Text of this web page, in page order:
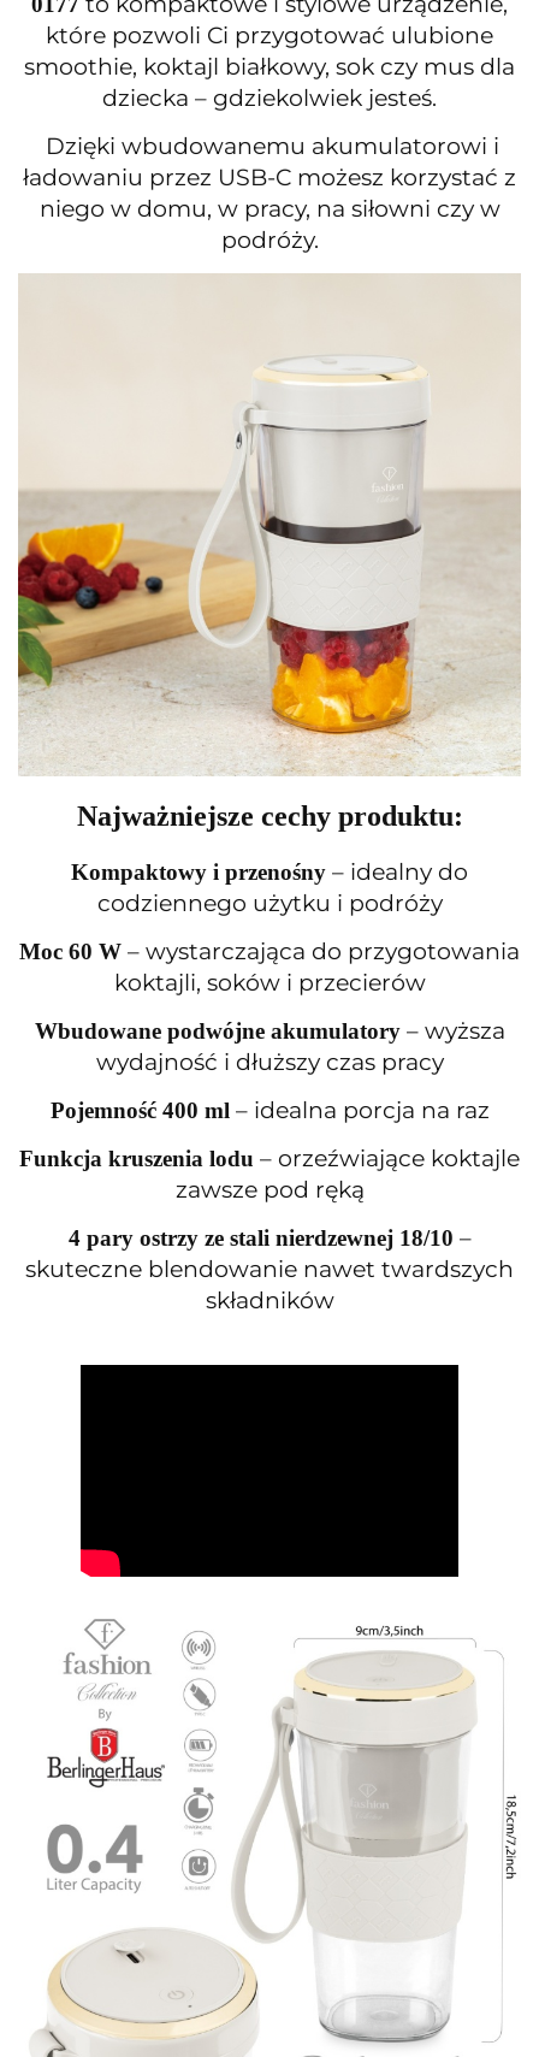
które pozwoli Ci przygotować ulubione
smoothie, koktajl białkowy, sok czy mus dla
dziecka – gdziekolwiek jesteś.
Dzięki wbudowanemu akumulatorowi i
ładowaniu przez USB-C możesz korzystać z
niego w domu, w pracy, na siłowni czy w
podróży.
Najważniejsze cechy produktu:
Kompaktowy i przenośny – idealny do
codziennego użytku i podróży
Moc 60 W – wystarczająca do przygotowania
koktajli, soków i przecierów
Wbudowane podwójne akumulatory– wyższa
wydajność i dłuższy czas pracy
Pojemność 400 ml – idealna porcja na raz
Funkcja kruszenia lodu – orzeźwiające koktajle
zawsze pod ręką
4 pary ostrzy ze stali nierdzewnej 18/10 –
skuteczne blendowanie nawet twardszych
składników